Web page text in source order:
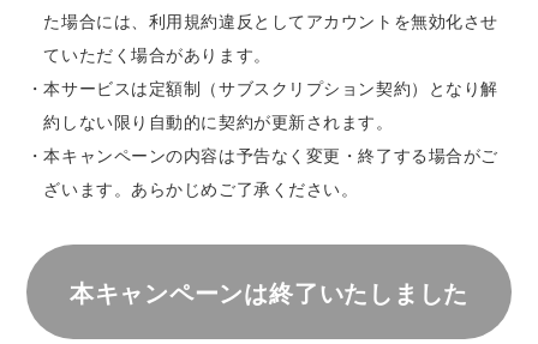
た場合には、利用規約違反としてアカウントを無効化させ
ていただく場合があります。
・本サービスは定額制（サブスクリプション契約）となり解
約しない限り自動的に契約が更新されます。
・本キャンペーンの内容は予告なく変更・終了する場合がご
ざいます。あらかじめご了承ください。
本キャンペーンは終了いたしました